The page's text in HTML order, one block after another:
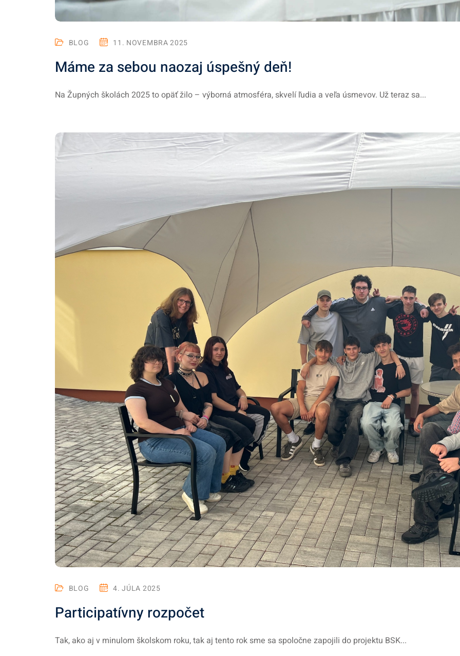
BLOG 11. NOVEMBRA 2025
Máme za sebou naozaj úspešný deň!
Na Župných školách 2025 to opäť žilo – výborná atmosféra, skvelí ľudia a veľa úsmevov. Už teraz sa...
BLOG 4. JÚLA 2025
Participatívny rozpočet
Tak, ako aj v minulom školskom roku, tak aj tento rok sme sa spoločne zapojili do projektu BSK...